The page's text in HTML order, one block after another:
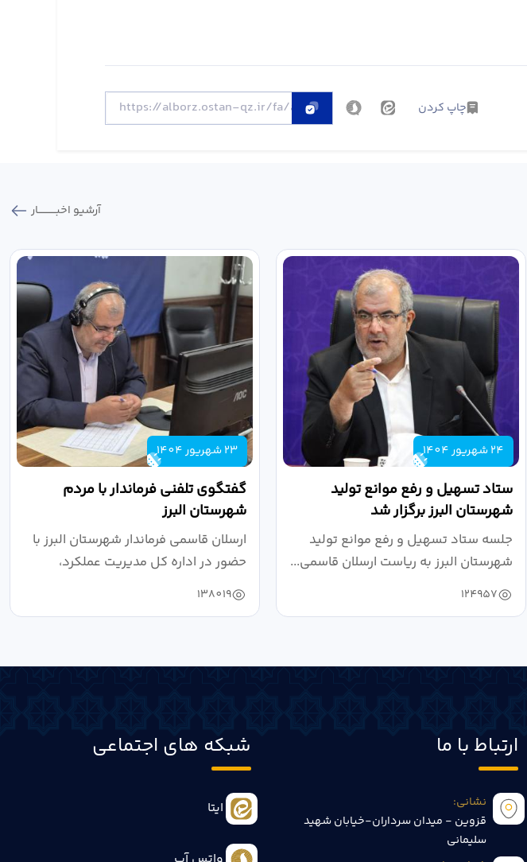
چاپ کردن
آرشیو اخبـــــــــــار
24 شهریور 1404
ستاد تسهیل و رفع موانع تولید
شهرستان البرز برگزار شد
جلسه ستاد تسهیل و رفع موانع تولید
شهرستان البرز به ریاست ارسلان قاسمی...
124957
23 شهریور 1404
گفتگوی تلفنی فرماندار با مردم
شهرستان البرز
ارسلان قاسمی فرماندار شهرستان البرز با
حضور در اداره کل مدیریت عملکرد،
بازرسی...
138019
ارتباط با ما
نشانی:
قزوین - میدان سرداران-خیابان شهید
سلیمانی
شبکه های اجتماعی
ایتا